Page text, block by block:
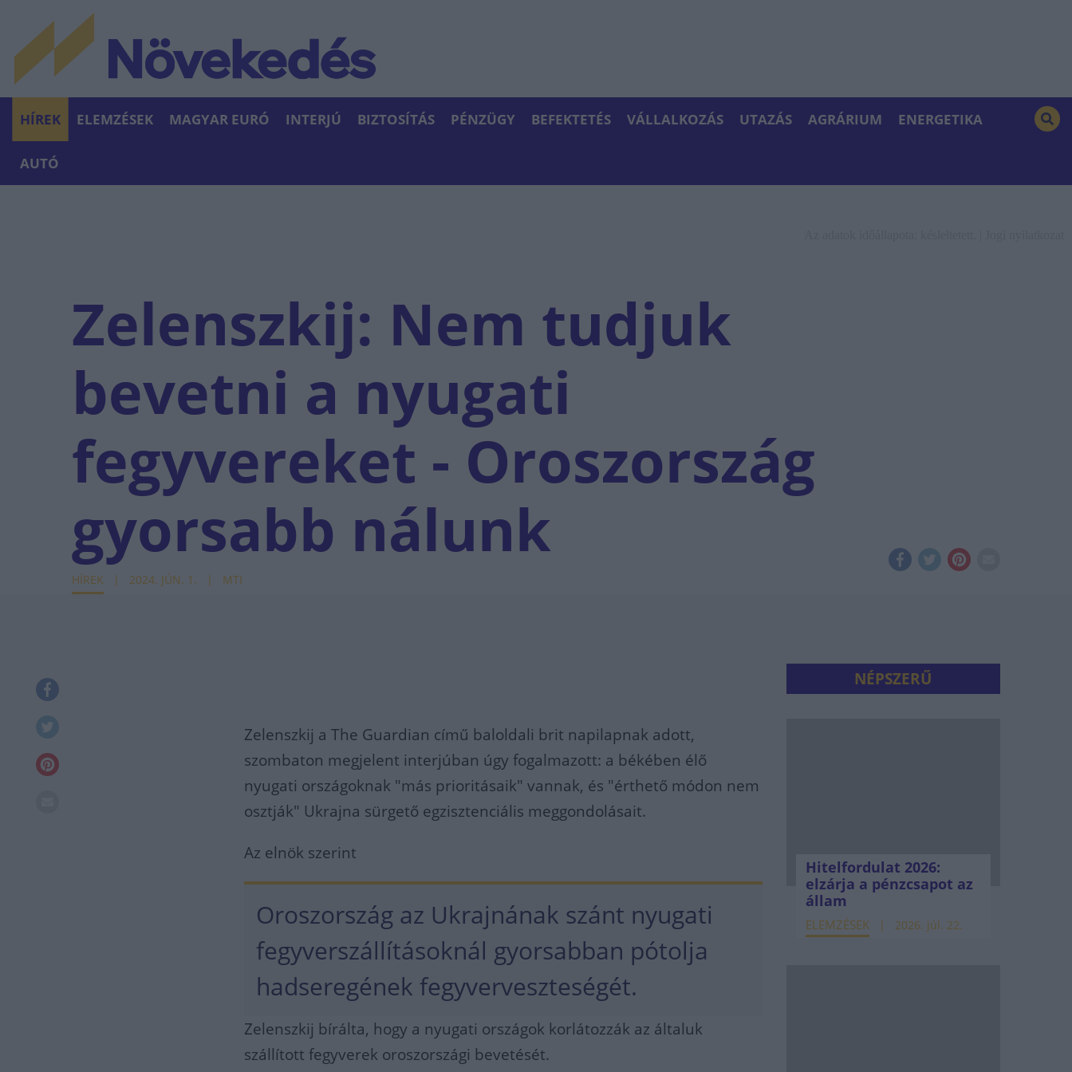
HÍREK ELEMZÉSEK MAGYAR EURÓ INTERJÚ BIZTOSÍTÁS PÉNZÜGY BEFEKTETÉS VÁLLALKOZÁS UTAZÁS AGRÁRIUM ENERGETIKA
AUTÓ
Zelenszkij: Nem tudjuk
bevetni a nyugati
fegyvereket - Oroszország
gyorsabb nálunk
HÍREK 2024. JÚN. 1. MTI
Zelenszkij a The Guardian című baloldali brit napilapnak adott,
szombaton megjelent interjúban úgy fogalmazott: a békében élő
nyugati országoknak "más prioritásaik" vannak, és "érthető módon nem
osztják" Ukrajna sürgető egzisztenciális meggondolásait.
Az elnök szerint
Oroszország az Ukrajnának szánt nyugati
fegyverszállításoknál gyorsabban pótolja
hadseregének fegyverveszteségét.
Zelenszkij bírálta, hogy a nyugati országok korlátozzák az általuk
szállított fegyverek oroszországi bevetését.
NÉPSZERŰ
Hitelfordulat 2026:
elzárja a pénzcsapot az
állam
ELEMZÉSEK 2026. júl. 22.